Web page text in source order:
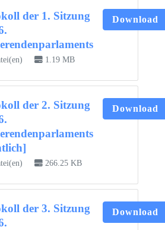
der 1. Sitzung
1.19 MB
Download
der 2. Sitzung
266.25 KB
Download
der 3. Sitzung
Download